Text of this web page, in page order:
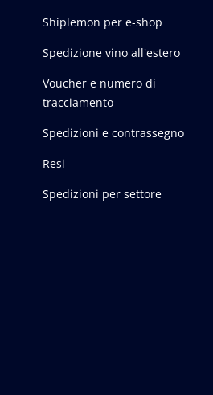
Shiplemon per e-shop
Spedizione vino all'estero
Voucher e numero di
tracciamento
Spedizioni e contrassegno
Resi
Spedizioni per settore